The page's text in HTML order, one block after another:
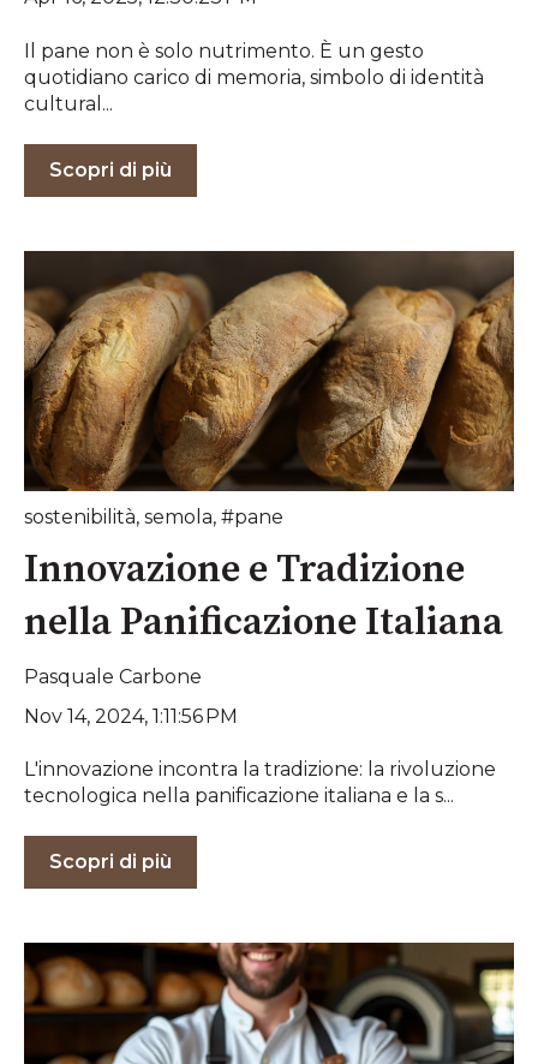
Il pane non è solo nutrimento. È un gesto
quotidiano carico di memoria, simbolo di identità
cultural...
Scopri di più
sostenibilità, semola, #pane
Innovazione e Tradizione
nella Panificazione Italiana
Pasquale Carbone
Nov 14, 2024, 1:11:56 PM
L'innovazione incontra la tradizione: la rivoluzione
tecnologica nella panificazione italiana e la s...
Scopri di più